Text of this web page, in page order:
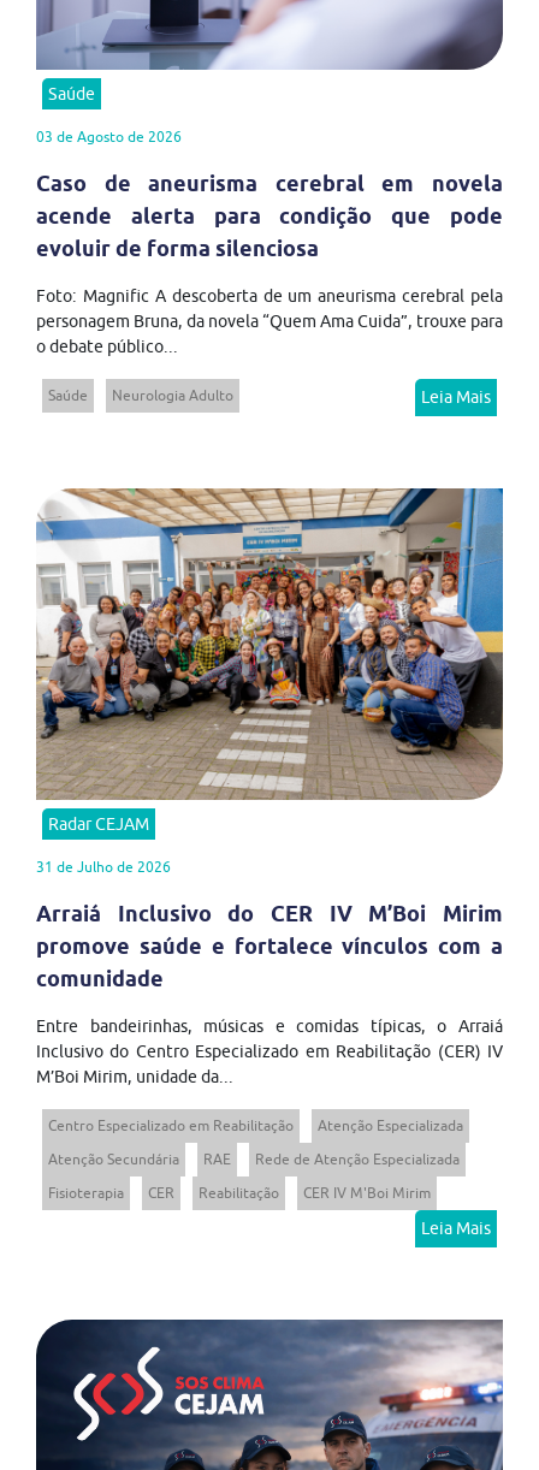
Saúde
03 de Agosto de 2026
Caso de aneurisma cerebral em novela
acende alerta para condição que pode
evoluir de forma silenciosa
Foto: Magnific A descoberta de um aneurisma cerebral pela
personagem Bruna, da novela “Quem Ama Cuida”, trouxe para
o debate público...
Saúde Neurologia Adulto Leia Mais
Radar CEJAM
31 de Julho de 2026
Arraiá Inclusivo do CER IV M’Boi Mirim
promove saúde e fortalece vínculos com a
comunidade
Entre bandeirinhas, músicas e comidas típicas, o Arraiá
Inclusivo do Centro Especializado em Reabilitação (CER) IV
M’Boi Mirim, unidade da...
Centro Especializado em Reabilitação
Atenção Especializada
Atenção Secundária
RAE
Rede de Atenção Especializada
Fisioterapia
CER Reabilitação CER IV M'Boi Mirim
Leia Mais